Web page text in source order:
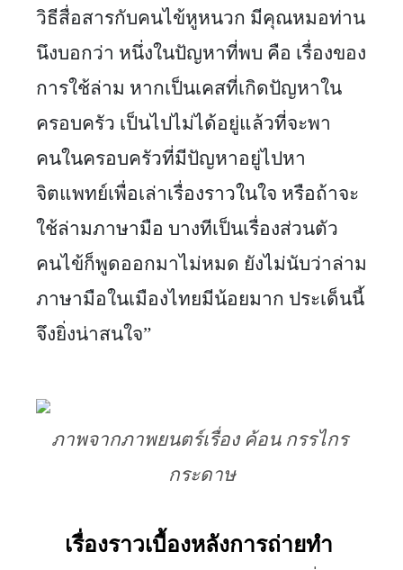
วิธีสื่อสารกับคนไข้หูหนวก มีคุณหมอท่าน
นึงบอกว่า หนึ่งในปัญหาที่พบ คือ เรื่องของ
การใช้ล่าม หากเป็นเคสที่เกิดปัญหาใน
ครอบครัว เป็นไปไม่ได้อยู่แล้วที่จะพา
คนในครอบครัวที่มีปัญหาอยู่ไปหา
จิตแพทย์เพื่อเล่าเรื่องราวในใจ หรือถ้าจะ
ใช้ล่ามภาษามือ บางทีเป็นเรื่องส่วนตัว
คนไข้ก็พูดออกมาไม่หมด ยังไม่นับว่าล่าม
ภาษามือในเมืองไทยมีน้อยมาก ประเด็นนี้
จึงยิ่งน่าสนใจ”
ภาพจากภาพยนตร์เรื่อง ค้อน กรรไกร
กระดาษ
เรื่องราวเบื้องหลังการถ่ายทำ